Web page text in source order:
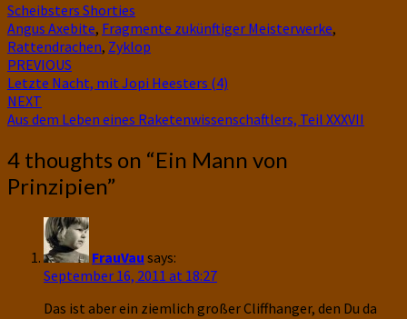
Scheibsters Shorties
Angus Axebite, Fragmente zukünftiger Meisterwerke,
Rattendrachen, Zyklop
Post
navigation
PREVIOUS
Letzte Nacht, mit Jopi Heesters (4)
NEXT
Aus dem Leben eines Raketenwissenschaftlers, Teil XXXVII
4 thoughts on “Ein Mann von
Prinzipien”
FrauVau says:
September 16, 2011 at 18:27
Das ist aber ein ziemlich großer Cliffhanger, den Du da